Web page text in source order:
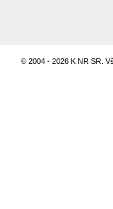
© 2004 - 2026 K NR SR.